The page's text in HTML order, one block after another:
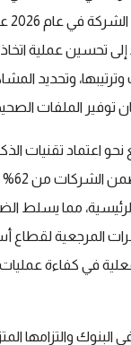
إلى تحسين عملية
وتحديد
توفير الملفات
اعتماد تقنيات
مما يسلط
المرجعية لقطاع
الفعلية في كفاءة
والتزامها